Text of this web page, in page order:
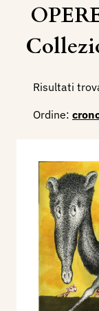
Risultati
Ordine: